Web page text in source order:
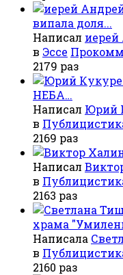
випала доля...
Написал иерей
в Эссе
2179 раз
НЕБА…
Написал Юрий
в
2169 раз
Написал
в
2163 раз
храма
Написала
в
2160 раз